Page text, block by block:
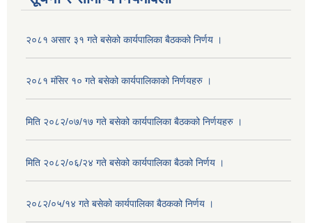
२०८१ असार ३१ गते बसेको कार्यपालिका बैठकको निर्णय ।
२०८१ मंसिर १० गते बसेको कार्यपालिकाको निर्णयहरु ।
मिति २०८२/०७/१७ गते बसेको कार्यपालिका बैठकको निर्णयहरु ।
मिति २०८२/०६/२४ गते बसेको कार्यपालिका बैठको निर्णय ।
२०८२/०५/१४ गते बसेको कार्यपालिका बैठकको निर्णय ।